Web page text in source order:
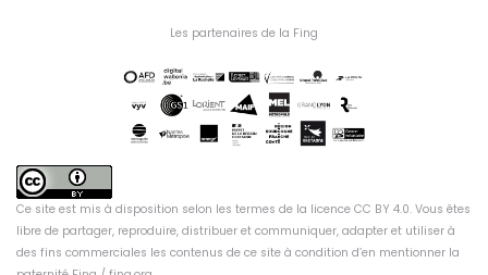
Les partenaires de la Fing
Ce site est mis à disposition selon les termes de la licence CC BY 4.0. Vous êtes
libre de partager, reproduire, distribuer et communiquer, adapter et utiliser à
des fins commerciales les contenus de ce site à condition d’en mentionner la